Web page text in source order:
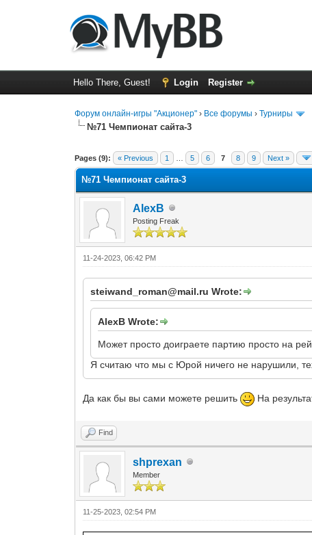
Hello There, Guest! Login Register
Форум онлайн-игры "Акционер" › Все форумы ›Турниры
№71 Чемпионат сайта-3
Pages (9): « Previous 1 5 6 7 8 9 Next »
1 Vote(s) - 5 Average
1
2
3
4
5
№71 Чемпионат сайта-3
AlexB
Posting Freak
11-24-2023, 06:42 PM
steiwand_roman@mail.ru Wrote:
AlexB Wrote:
Может просто доиграете партию просто на
Я считаю что мы с Юрой ничего не нарушили,
Да как бы вы сами можете решить На
Find
shprexan
Member
11-25-2023, 02:54 PM